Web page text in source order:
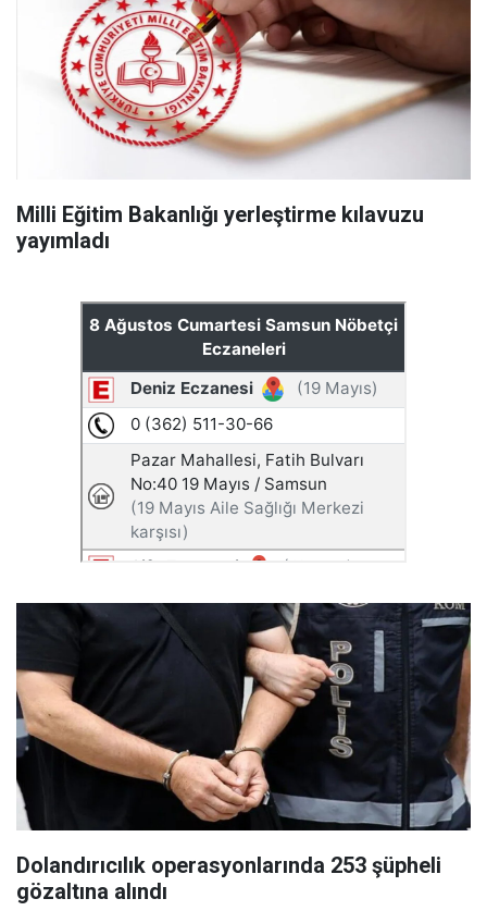
Milli Eğitim Bakanlığı yerleştirme kılavuzu
yayımladı
Dolandırıcılık operasyonlarında 253 şüpheli
gözaltına alındı